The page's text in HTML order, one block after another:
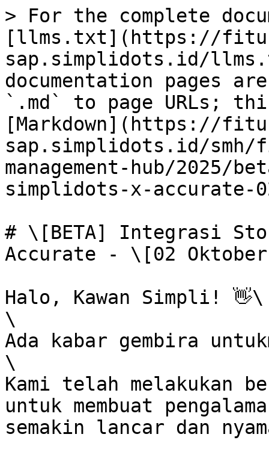
> For the complete
[llms.txt](https://
sap.simplidots.id/
documentation pages
`.md` to page URLs;
[Markdown](https://
sap.simplidots.id/smh/
management-hub/
simplidots-x-accurate-
# \[BETA] Integrasi
Accurate - \[02
Halo, Kawan Simpli! 👋\
\
Ada kabar gembira
\
Kami telah melakukan
untuk membuat
semakin lancar dan